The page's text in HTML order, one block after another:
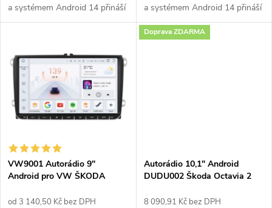
k
t
ů
k
t
ů
a systémem Android 14 přináší
pohodlné a chytré ovládání
umožňují...
a systémem Android 14 přináší
pohodlné a chytré ovládání
během jízdy. Bezdrátové Apple
VW9001 Autorádio 9"
Android pro VW ŠKODA
od 3 140,50 Kč bez DPH
Doprava ZDARMA
Autorádio 10,1" Android
DUDU002 Škoda Octavia 2
8 090,91 Kč bez DPH